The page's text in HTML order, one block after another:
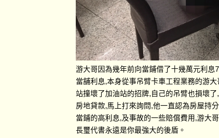
游大哥因為幾年前向當鋪借了十幾萬元利
當舖利息,本身從事吊臂卡車工程業務的游
站撞壞了加油站的招牌,自己的吊臂也損壞
房地貸款,馬上打來詢問,他一直認為房屋持
當鋪的高利息,及事故的一些賠償費用,游大
長璽代書永遠是你最強大的後盾。